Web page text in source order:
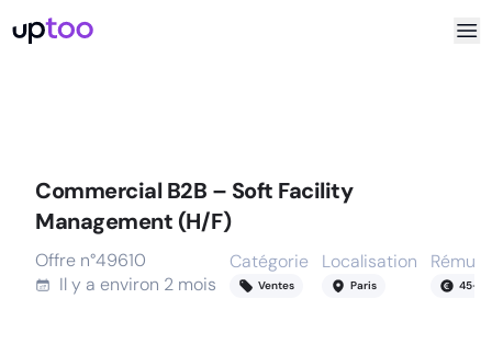
Commercial B2B – Soft Facility
Management (H/F)
Offre n°49610
Il y a environ 2 mois
Catégorie
Ventes
Localisation
Paris 45-